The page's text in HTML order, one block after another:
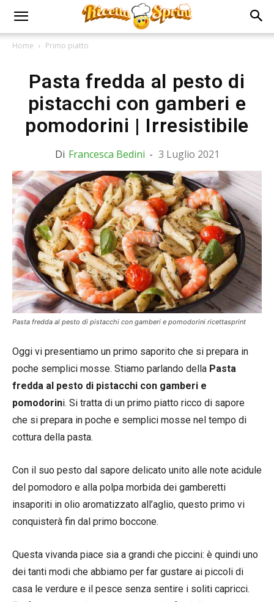
Home Primo piatto
Pasta fredda al pesto di
pistacchi con gamberi e
pomodorini | Irresistibile
Di Francesca Bedini - 3 Luglio 2021
Pasta fredda al pesto di pistacchi con gamberi e pomodorini ricettasprint
Oggi vi presentiamo un primo saporito che si prepara in
poche semplici mosse. Stiamo parlando della Pasta
fredda al pesto di pistacchi con gamberi e
pomodorini. Si tratta di un primo piatto ricco di sapore
che si prepara in poche e semplici mosse nel tempo di
cottura della pasta.
Con il suo pesto dal sapore delicato unito alle note acidule
del pomodoro e alla polpa morbida dei gamberetti
insaporiti in olio aromatizzato all’aglio, questo primo vi
conquisterà fin dal primo boccone.
Questa vivanda piace sia a grandi che piccini: è quindi uno
dei tanti modi che abbiamo per far gustare ai piccoli di
casa le verdure e il pesce senza sentire i soliti capricci.